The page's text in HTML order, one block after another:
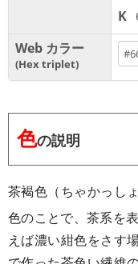
K
Web カラー
Hex triplet
色の説明
茶褐色（ちゃかっし
色のことで、茶系を
えば濃い紺色をさす